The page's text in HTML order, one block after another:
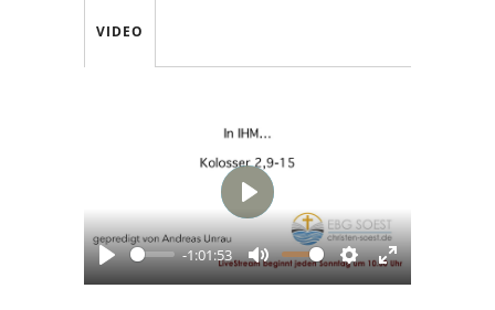
VIDEO
Play
-1:01:53
Mute Settings
Enter
Play